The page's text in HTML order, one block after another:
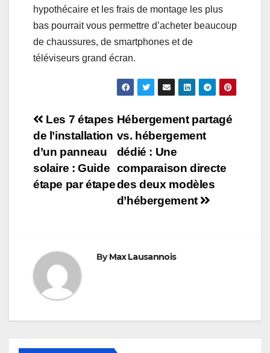
hypothécaire et les frais de montage les plus
bas pourrait vous permettre d’acheter beaucoup
de chaussures, de smartphones et de
téléviseurs grand écran.
Navigation
de
l’article
Hébergement partagé
vs. hébergement
dédié : Une
comparaison directe
des deux modèles
d’hébergement
Les 7 étapes
de l’installation
d’un panneau
solaire : Guide
étape par étape
ByMax Lausannois